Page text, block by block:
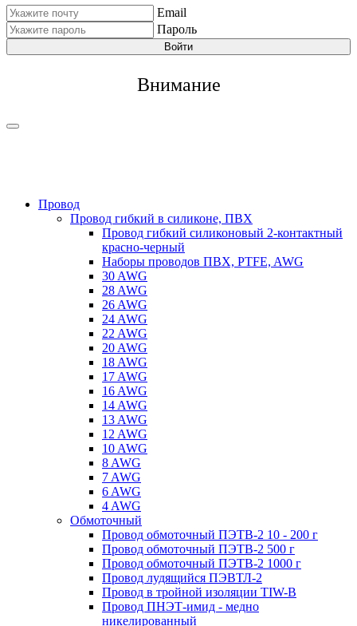
Email
Пароль
Войти
Внимание
Провод
Провод гибкий в силиконе, ПВХ
Провод гибкий силиконовый 2-контактный
красно-черный
Наборы проводов ПВХ, PTFE, AWG
30 AWG
28 AWG
26 AWG
24 AWG
22 AWG
20 AWG
18 AWG
17 AWG
16 AWG
14 AWG
13 AWG
12 AWG
10 AWG
8 AWG
7 AWG
6 AWG
4 AWG
Обмоточный
Провод обмоточный ПЭТВ-2 10 - 200 г
Провод обмоточный ПЭТВ-2 500 г
Провод обмоточный ПЭТВ-2 1000 г
Провод лудящийся ПЭВТЛ-2
Провод в тройной изоляции TIW-B
Провод ПНЭТ-имид - медно
никелированный